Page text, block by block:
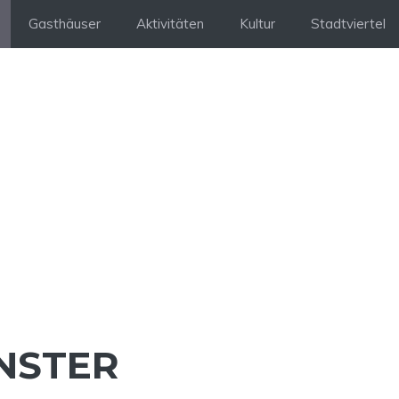
Gasthäuser Aktivitäten Kultur Stadtviertel